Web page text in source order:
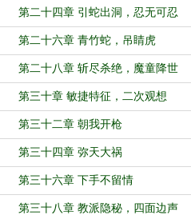
第二十四章 引蛇出洞，忍无可忍
第二十六章 青竹蛇，吊睛虎
第二十八章 斩尽杀绝，魔童降世
第三十章 敏捷特征，二次观想
第三十二章 朝我开枪
第三十四章 弥天大祸
第三十六章 下手不留情
第三十八章 教派隐秘，四面边声